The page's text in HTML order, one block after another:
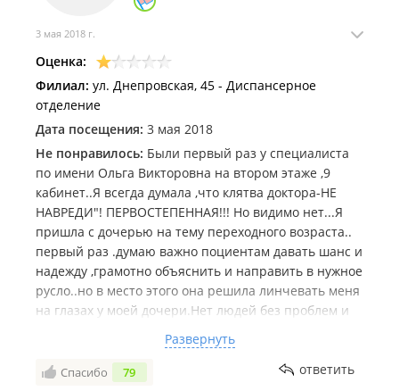
3 мая 2018 г.
Оценка:
Филиал: ул. Днепровская, 45 - Диспансерное
отделение
Дата посещения: 3 мая 2018
Не понравилось: Были первый раз у специалиста
по имени Ольга Викторовна на втором этаже ,9
кабинет..Я всегда думала ,что клятва доктора-НЕ
НАВРЕДИ"! ПЕРВОСТЕПЕННАЯ!!! Но видимо нет...Я
пришла с дочерью на тему переходного возраста..
первый раз .думаю важно поциентам давать шанс и
надежду ,грамотно объяснить и направить в нужное
русло..но в место этого она решила линчевать меня
на глазах у моей дочери.Нет людей без проблем и
приглянулась.раз решила ,что можно унижать и
указывать мне ,на мои проблемы ,которые я и без
Развернуть
Спасибо 79 ответить